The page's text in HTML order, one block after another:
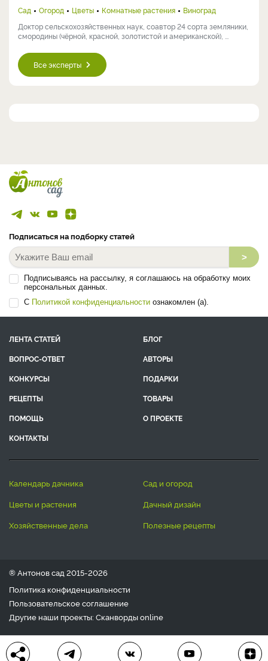
Сад Огород Цветы Комнатные растения
Виноград
Доктор сельскохозяйственных наук, соавтор 24 сорта земляники,
смородины (чёрной, красной, золотистой и американской), ...
Все эксперты
Подписаться на подборку статей
>
Подписываясь на рассылку, я соглашаюсь на обработку моих
персональных данных.
С Политикой конфиденциальности ознакомлен (а).
ЛЕНТА СТАТЕЙ
БЛОГ
ВОПРОС-ОТВЕТ
АВТОРЫ
КОНКУРСЫ
ПОДАРКИ
РЕЦЕПТЫ
ТОВАРЫ
ПОМОЩЬ
О ПРОЕКТЕ
КОНТАКТЫ
календарь дачника
сад и огород
цветы и растения
дачный дизайн
хозяйственные дела
полезные рецепты
® Антонов сад 2015-2026
Политика конфиденциальности
Пользовательское соглашение
Другие наши проекты: Сканвордыonline
Любое использование материала допускается только с
письменного согласия редакции